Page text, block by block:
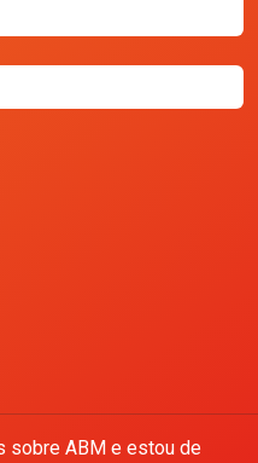
sobre ABM e estou de